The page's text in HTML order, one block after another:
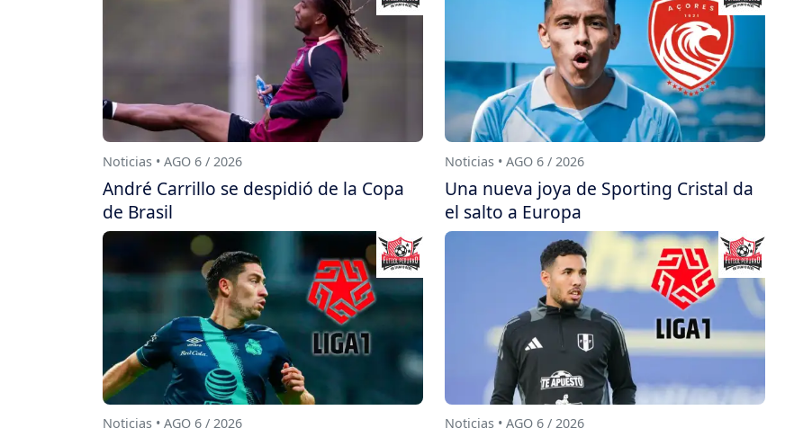
Noticias • AGO 6 / 2026
André Carrillo se despidió de la Copa
de Brasil
Noticias • AGO 6 / 2026
Una nueva joya de Sporting Cristal da
el salto a Europa
Noticias • AGO 6 / 2026 Noticias • AGO 6 / 2026